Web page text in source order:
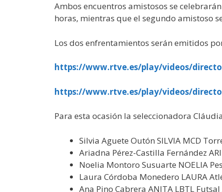
Ambos encuentros amistosos se
horas, mientras que el segundo amistoso
Los dos enfrentamientos serán emitidos
https://www.rtve.es/play/videos/
https://www.rtve.es/play/videos/
Para esta ocasión la seleccionadora
Silvia Aguete Outón SILVIA MCD
Ariadna Pérez-Castilla Fernández
Noelia Montoro Susuarte NOELIA
Laura Córdoba Monedero LAURA
Ana Pino Cabrera ANITA LBTL